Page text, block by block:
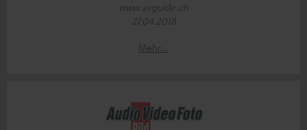
www.avguide.ch
27.04.2018
Mehr...